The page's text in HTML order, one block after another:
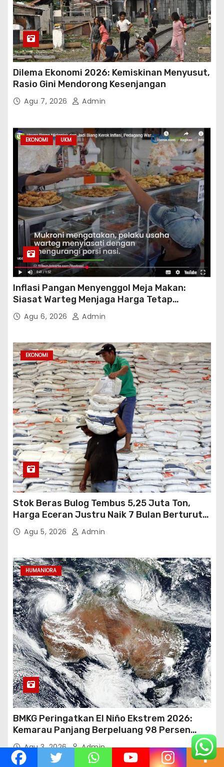
Dilema Ekonomi 2026: Kemiskinan Menyusut,
Rasio Gini Mendorong Kesenjangan
Agu 7, 2026 Admin
EKONOMI UKM
Inflasi Pangan Menyenggol Meja Makan:
Siasat Warteg Menjaga Harga Tetap
Terjangkau
Agu 6, 2026 Admin
EKONOMI
Stok Beras Bulog Tembus 5,25 Juta Ton,
Harga Eceran Justru Naik 7 Bulan Berturut-
TurutAgu 5, 2026 Admin
HUMANIORA
BMKG Peringatkan El Niño Ekstrem 2026:
Kemarau Panjang Berpeluang 98 Persen
hingga Awal 2027
Agu 3, 2026 Admin